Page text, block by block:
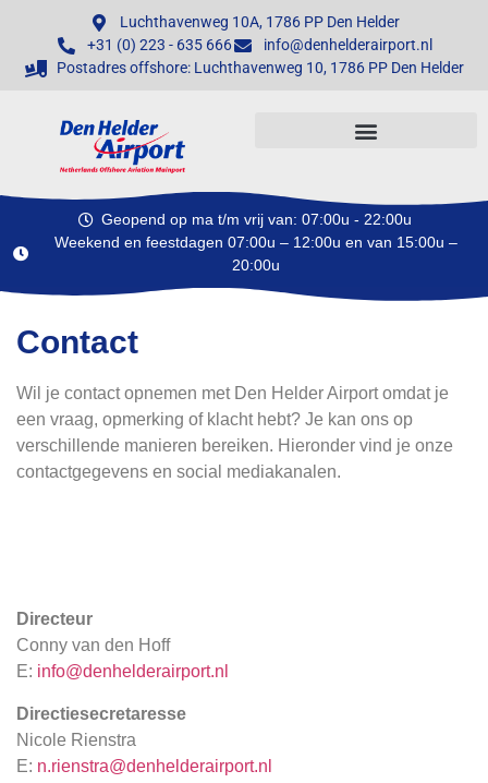
Luchthavenweg 10A, 1786 PP Den Helder
+31 (0) 223 - 635 666
info@denhelderairport.nl
Postadres offshore: Luchthavenweg 10, 1786 PP Den Helder
Geopend op ma t/m vrij van: 07:00u - 22:00u
Weekend en feestdagen 07:00u – 12:00u en van 15:00u –
20:00u
Contact
Wil je contact opnemen met Den Helder Airport omdat je
een vraag, opmerking of klacht hebt? Je kan ons op
verschillende manieren bereiken. Hieronder vind je onze
contactgegevens en social mediakanalen.
Directeur
Conny van den Hoff
E: info@denhelderairport.nl
Directiesecretaresse
Nicole Rienstra
E: n.rienstra@denhelderairport.nl